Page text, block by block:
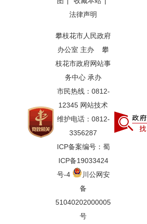
法律声明
攀枝花市人民政府
办公室 主办 攀
枝花市政府网站事
务中心 承办
市民热线：0812-
12345 网站技术
维护电话：0812-
3356287
ICP备案编号：蜀
ICP备19033424
号-4
川公网安
备
51040202000005
号